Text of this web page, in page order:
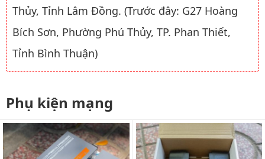
Thủy, Tỉnh Lâm Đồng. (Trước đây: G27 Hoàng
Bích Sơn, Phường Phú Thủy, TP. Phan Thiết,
Tỉnh Bình Thuận)
Phụ kiện mạng